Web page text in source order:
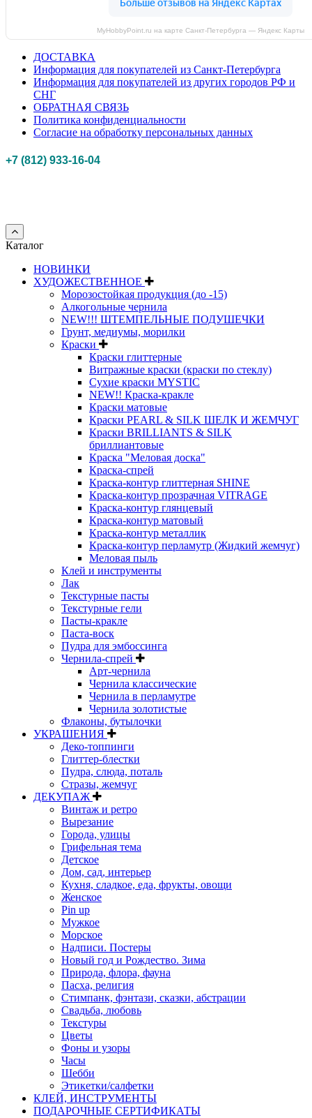
MyHobbyPoint.ru на карте Санкт‑Петербурга — Яндекс Карты
ДОСТАВКА
Информация для покупателей из Санкт-Петербурга
Информация для покупателей из других городов РФ и
СНГ
ОБРАТНАЯ СВЯЗЬ
Политика конфиденциальности
Согласие на обработку персональных данных
+7 (812) 933-16-04
Каталог
НОВИНКИ
ХУДОЖЕСТВЕННОЕ
Морозостойкая продукция (до -15)
Алкогольные чернила
NEW!!! ШТЕМПЕЛЬНЫЕ ПОДУШЕЧКИ
Грунт, медиумы, морилки
Краски
Краски глиттерные
Витражные краски (краски по стеклу)
Сухие краски MYSTIC
NEW!! Краска-кракле
Краски матовые
Краски PEARL & SILK ШЕЛК И ЖЕМЧУГ
Краски BRILLIANTS & SILK
бриллиантовые
Краска "Меловая доска"
Краска-спрей
Краска-контур глиттерная SHINE
Краска-контур прозрачная VITRAGE
Краска-контур глянцевый
Краска-контур матовый
Краска-контур металлик
Краска-контур перламутр (Жидкий жемчуг)
Меловая пыль
Клей и инструменты
Лак
Текстурные пасты
Текстурные гели
Пасты-кракле
Паста-воск
Пудра для эмбоссинга
Чернила-спрей
Арт-чернила
Чернила классические
Чернила в перламутре
Чернила золотистые
Флаконы, бутылочки
УКРАШЕНИЯ
Деко-топпинги
Глиттер-блестки
Пудра, слюда, поталь
Стразы, жемчуг
ДЕКУПАЖ
Винтаж и ретро
Вырезание
Города, улицы
Грифельная тема
Детское
Дом, сад, интерьер
Кухня, сладкое, еда, фрукты, овощи
Женское
Pin up
Мужкое
Морское
Надписи. Постеры
Новый год и Рождество. Зима
Природа, флора, фауна
Пасха, религия
Стимпанк, фэнтази, сказки, абстрации
Свадьба, любовь
Текстуры
Цветы
Фоны и узоры
Часы
Шебби
Этикетки/салфетки
КЛЕЙ, ИНСТРУМЕНТЫ
ПОДАРОЧНЫЕ СЕРТИФИКАТЫ